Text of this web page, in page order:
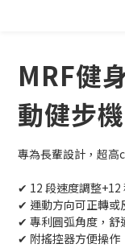
MRF健
動健步機
專為長輩設計，超高
✔︎ 12 段速度調整+12
✔︎ 運動方向可正轉或
✔︎ 專利圓弧角度，舒
✔︎ 附搖控器方便操作